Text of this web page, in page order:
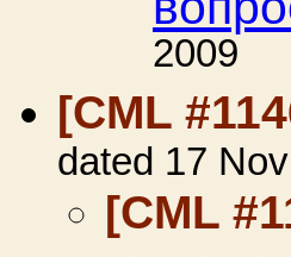
2009
[CML
dated 17
[CML